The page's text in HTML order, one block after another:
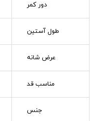
دور کمر
طول آستین
عرض شانه
مناسب قد
جنس